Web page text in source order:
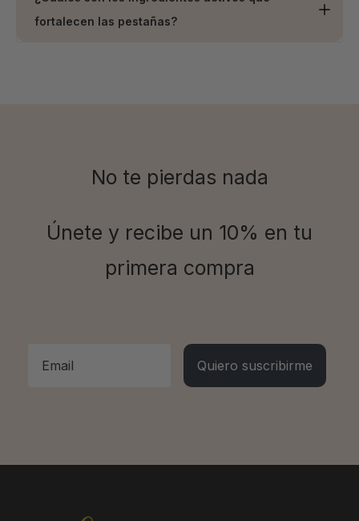
fortalecen las pestañas?
No te pierdas nada
Únete y recibe un 10% en tu
primera compra
Email
Quiero suscribirme